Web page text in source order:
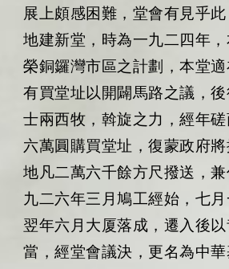
展上頗感困難，堂會有見乎
地建新堂，時為一九二四年
榮銅鑼灣市區之計劃，本堂
有買堂址以開闢馬路之議，
士兩西牧，斡旋之力，經年
六萬圓購買堂址，復蒙政府
地凡二萬六千餘方尺撥送，
九二六年三月鳩工經始，七月
翌年六月大厦落成，遷入後
當，經堂會議決，更名為中華